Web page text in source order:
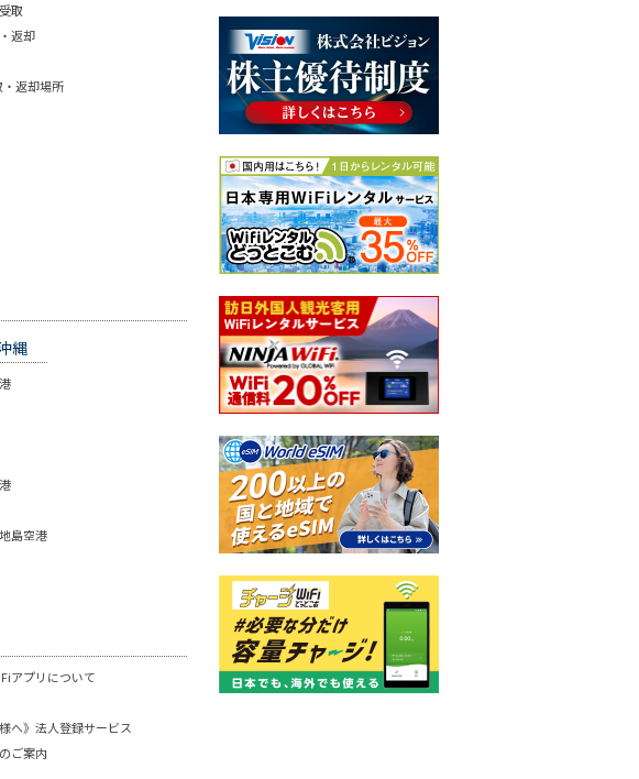
取
返却
返却場所
縄
島空港
アプリについて
へ》法人登録サービス
ご案内